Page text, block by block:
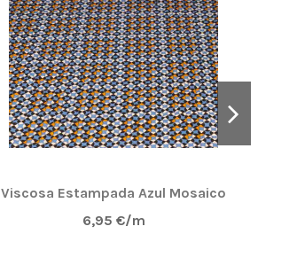
Viscosa Estampada Azul Mosaico
6,95 €/m